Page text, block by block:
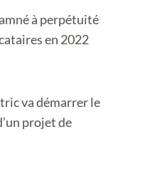
à perpétuité
en 2022
va démarrer le
projet de